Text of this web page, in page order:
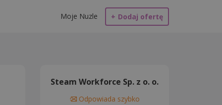
+ Dodaj ofertę
Moje Nuzle
Steam Workforce Sp. z o. o.
Odpowiada szybko